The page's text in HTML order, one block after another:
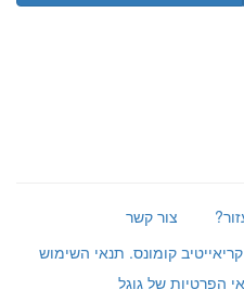
צור קשר
קומונס. תנאי השימוש
הפרטיות של גוגל